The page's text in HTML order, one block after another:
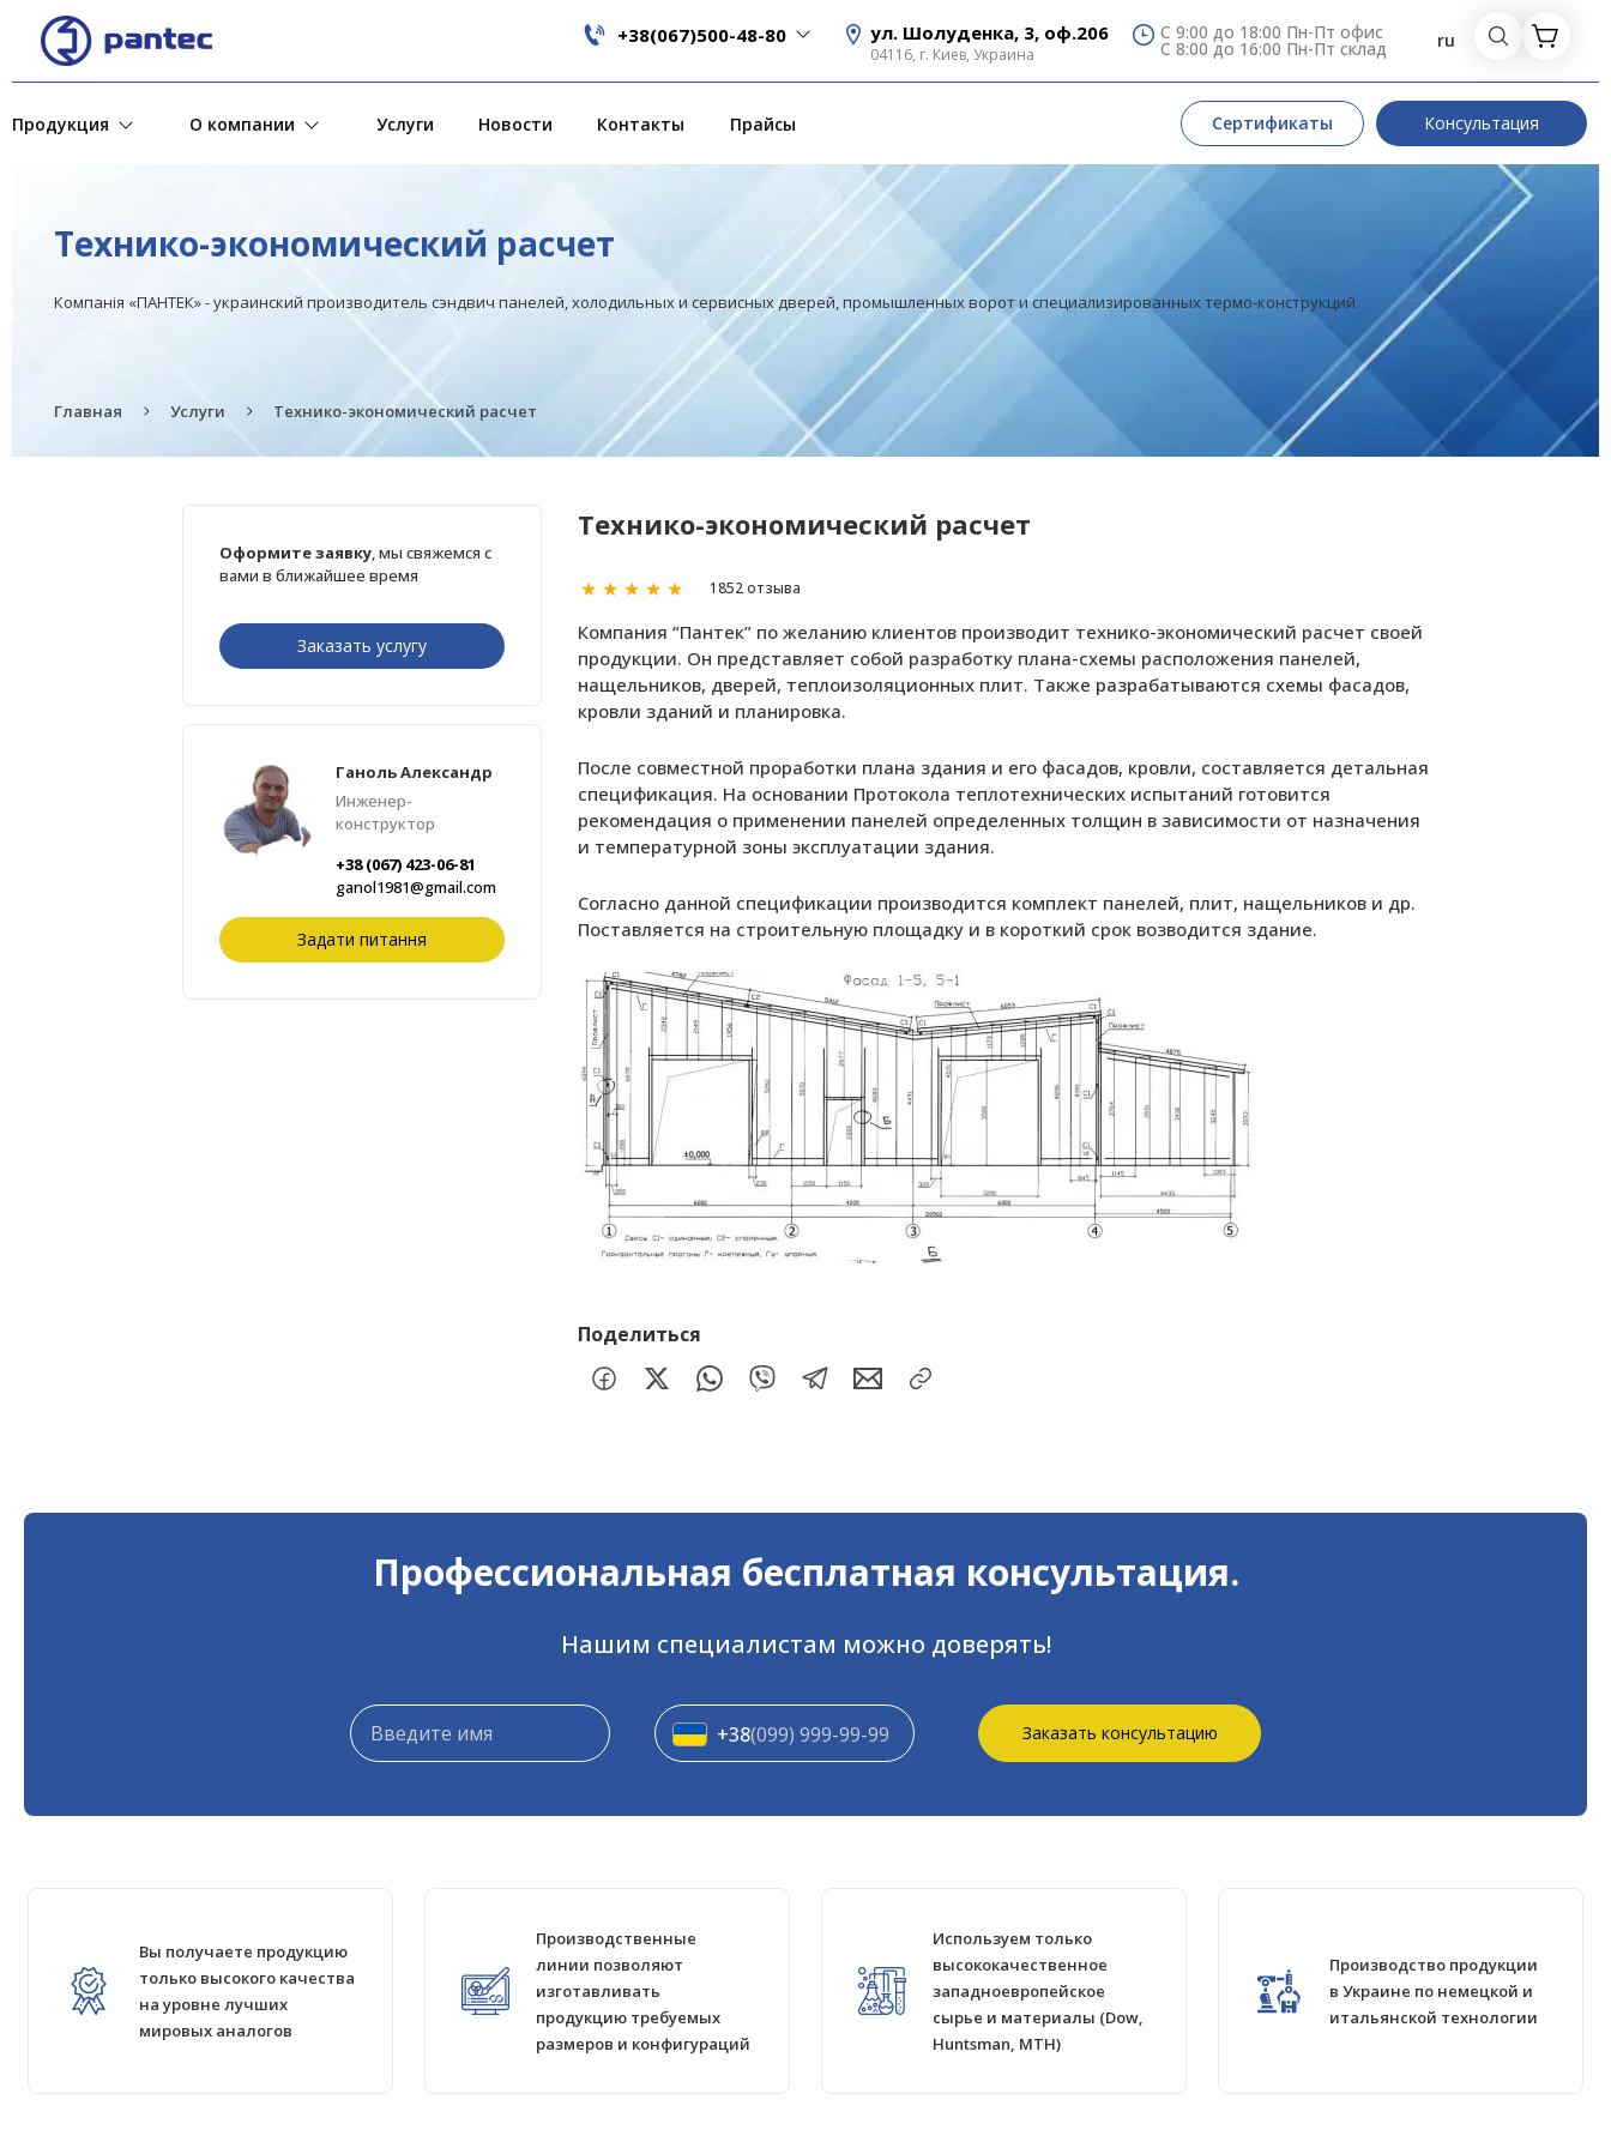
+38(067)500-48-80 ул. Шолуденка, 3, оф.206
04116, г. Киев, Украина
С 9:00 до 18:00 Пн-Пт офис
С 8:00 до 16:00 Пн-Пт склад ru
Продукция О компании Услуги Новости Контакты Прайсы Сертификаты Консультация
Технико-экономический расчет
Компанія «ПАНТЕК» - украинский производитель сэндвич панелей, холодильных и сервисных дверей, промышленных ворот и специализированных термо-конструкций
Главная Услуги Технико-экономический расчет
Оформите заявку, мы свяжемся с
вами в ближайшее время
Заказать услугу
Ганоль Александр
Инженер-
конструктор
+38 (067) 423-06-81
ganol1981@gmail.com
Задати питання
Технико-экономический расчет
★ ★ ★ ★ ★ 1852 отзыва
Компания “Пантек” по желанию клиентов производит технико-экономический расчет своей
продукции. Он представляет собой разработку плана-схемы расположения панелей,
нащельников, дверей, теплоизоляционных плит. Также разрабатываются схемы фасадов,
кровли зданий и планировка.
После совместной проработки плана здания и его фасадов, кровли, составляется детальная
спецификация. На основании Протокола теплотехнических испытаний готовится
рекомендация о применении панелей определенных толщин в зависимости от назначения
и температурной зоны эксплуатации здания.
Согласно данной спецификации производится комплект панелей, плит, нащельников и др.
Поставляется на строительную площадку и в короткий срок возводится здание.
Поделиться
Профессиональная бесплатная консультация.
Нашим специалистам можно доверять!
*
*
+38(099) 999-99-99 Заказать консультацию
Вы получаете продукцию
только высокого качества
на уровне лучших
мировых аналогов
Производственные
линии позволяют
изготавливать
продукцию требуемых
размеров и конфигураций
Используем только
высококачественное
западноевропейское
сырье и материалы (Dow,
Huntsman, MTH)
Производство продукции
в Украине по немецкой и
итальянской технологии